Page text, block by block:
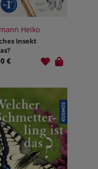
Heiko
Insekt
€